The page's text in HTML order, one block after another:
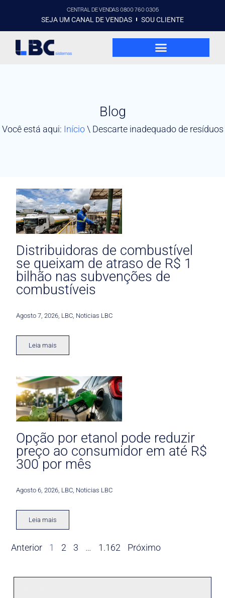
CENTRAL DE VENDAS 0800 760 0305
SEJA UM CANAL DE VENDAS SOU CLIENTE
Blog
Você está aqui: Início\ Descarte inadequado de resíduos
Distribuidoras de combustível
se queixam de atraso de R$ 1
bilhão nas subvenções de
combustíveis
Agosto 7, 2026 LBC Noticias LBC
Leia mais
Opção por etanol pode reduzir
preço ao consumidor em até R$
300 por mês
Agosto 6, 2026 LBC Noticias LBC
Leia mais
Anterior 1 2 3 … 1.162 Próximo